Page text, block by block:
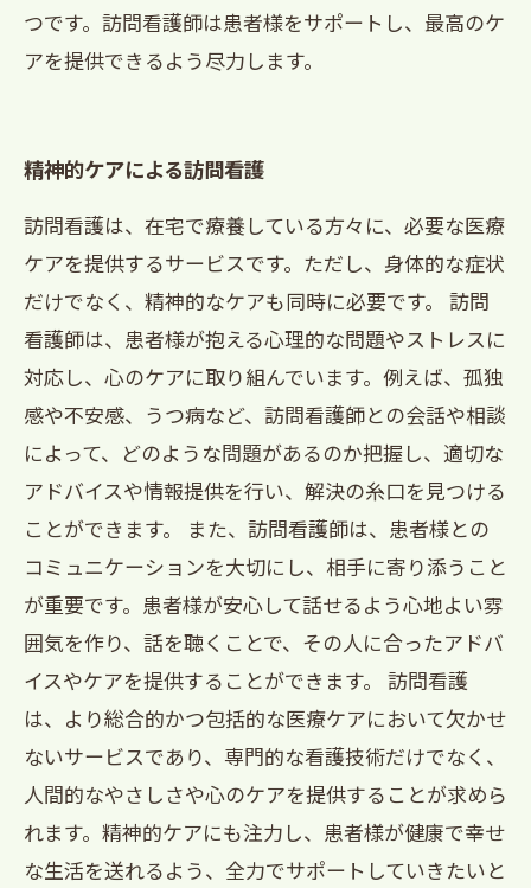
つです。訪問看護師は患者様をサポートし、最高のケ
アを提供できるよう尽力します。
精神的ケアによる訪問看護
訪問看護は、在宅で療養している方々に、必要な医療
ケアを提供するサービスです。ただし、身体的な症状
だけでなく、精神的なケアも同時に必要です。 訪問
看護師は、患者様が抱える心理的な問題やストレスに
対応し、心のケアに取り組んでいます。例えば、孤独
感や不安感、うつ病など、訪問看護師との会話や相談
によって、どのような問題があるのか把握し、適切な
アドバイスや情報提供を行い、解決の糸口を見つける
ことができます。 また、訪問看護師は、患者様との
コミュニケーションを大切にし、相手に寄り添うこと
が重要です。患者様が安心して話せるよう心地よい雰
囲気を作り、話を聴くことで、その人に合ったアドバ
イスやケアを提供することができます。 訪問看護
は、より総合的かつ包括的な医療ケアにおいて欠かせ
ないサービスであり、専門的な看護技術だけでなく、
人間的なやさしさや心のケアを提供することが求めら
れます。精神的ケアにも注力し、患者様が健康で幸せ
な生活を送れるよう、全力でサポートしていきたいと